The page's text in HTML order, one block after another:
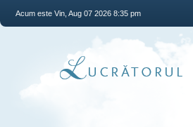
Acum este Vin, Aug 07 2026 8:35 pm